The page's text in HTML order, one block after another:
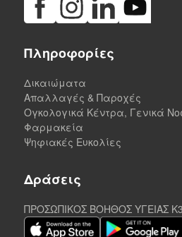
Πληροφορίες
Δικαιώματα
Απαλλαγές & Παροχές
Ογκολογικά Κέντρα, Γενικά
Φαρμακεία
Ψηφιακές Ευκολίες
Δράσεις
ΠΡΟΣΩΠΙΚΟΣ ΒΟΗΘΟΣ ΥΓΕΙΑΣ K3